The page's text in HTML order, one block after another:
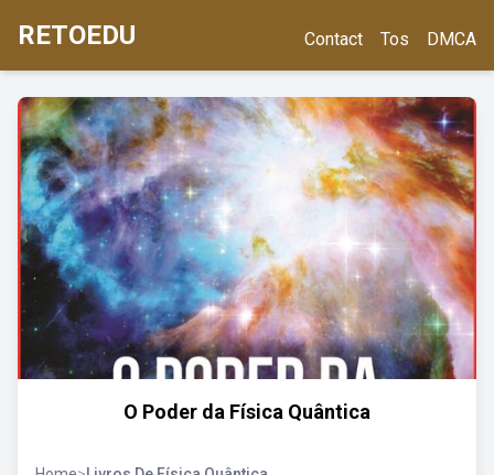
RETOEDU Contact Tos DMCA
O Poder da Física Quântica